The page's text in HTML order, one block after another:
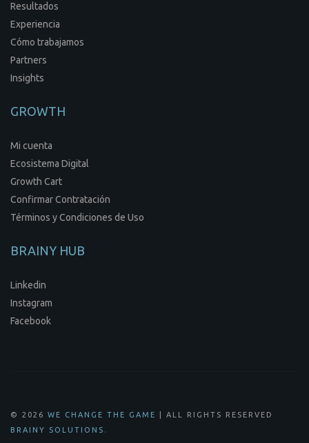
Resultados
Experiencia
Cómo trabajamos
Partners
Insights
GROWTH
Mi cuenta
Ecosistema Digital
Growth Cart
Confirmar Contratación
Términos y Condiciones de Uso
BRAINY HUB
Linkedin
Instagram
Facebook
© 2026 WE CHANGE THE GAME
| ALL RIGHTS RESERVED
BRAINY SOLUTIONS .